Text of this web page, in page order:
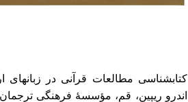
كتاب‏شناسی مطالعات قرآنی در زبانهای